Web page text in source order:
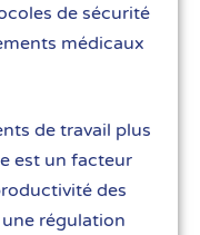
de sécurité
médicaux
de travail plus
est un facteur
des
régulation